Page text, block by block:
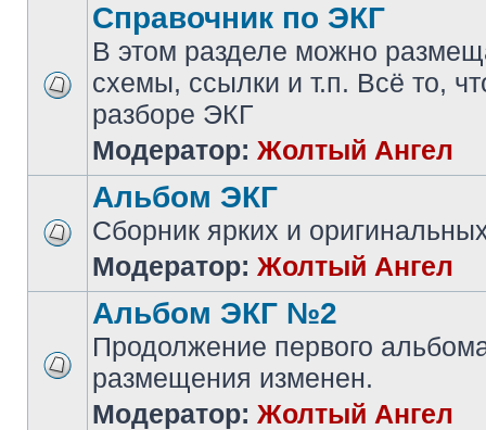
Справочник по ЭКГ
В этом разделе можно
схемы, ссылки и т.п. Всё то,
разборе ЭКГ
Модератор: Жолтый Ангел
Альбом ЭКГ
Сборник ярких и
Модератор: Жолтый Ангел
Альбом ЭКГ №2
Продолжение первого
размещения изменен.
Модератор: Жолтый Ангел